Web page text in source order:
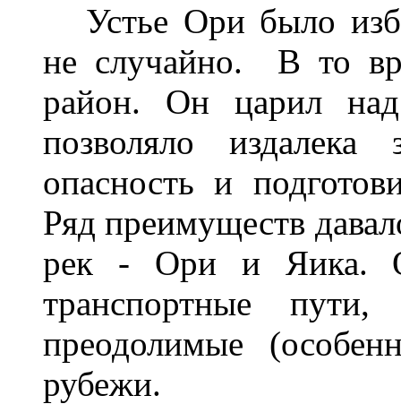
Устье Ори было
не случайно. В то
район. Он царил
позволяло издалека
опасность и
Ряд преимуществ
рек - Ори и Яика.
транспортные
преодолимые
рубежи.